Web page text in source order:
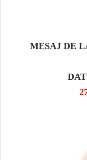
MESAJ DE